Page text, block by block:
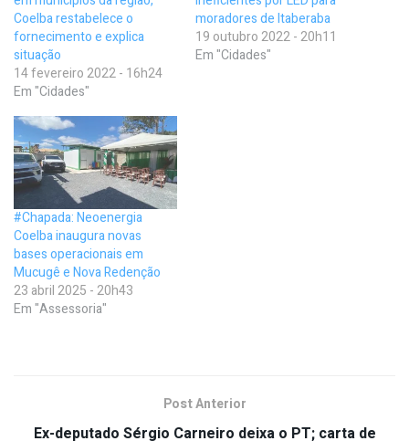
Coelba restabelece o
fornecimento e explica
situação
14 fevereiro 2022 - 16h24
Em "Cidades"
moradores de Itaberaba
19 outubro 2022 - 20h11
Em "Cidades"
#Chapada: Neoenergia
Coelba inaugura novas
bases operacionais em
Mucugê e Nova Redenção
23 abril 2025 - 20h43
Em "Assessoria"
Post Anterior
Ex-deputado Sérgio Carneiro deixa o PT; carta de